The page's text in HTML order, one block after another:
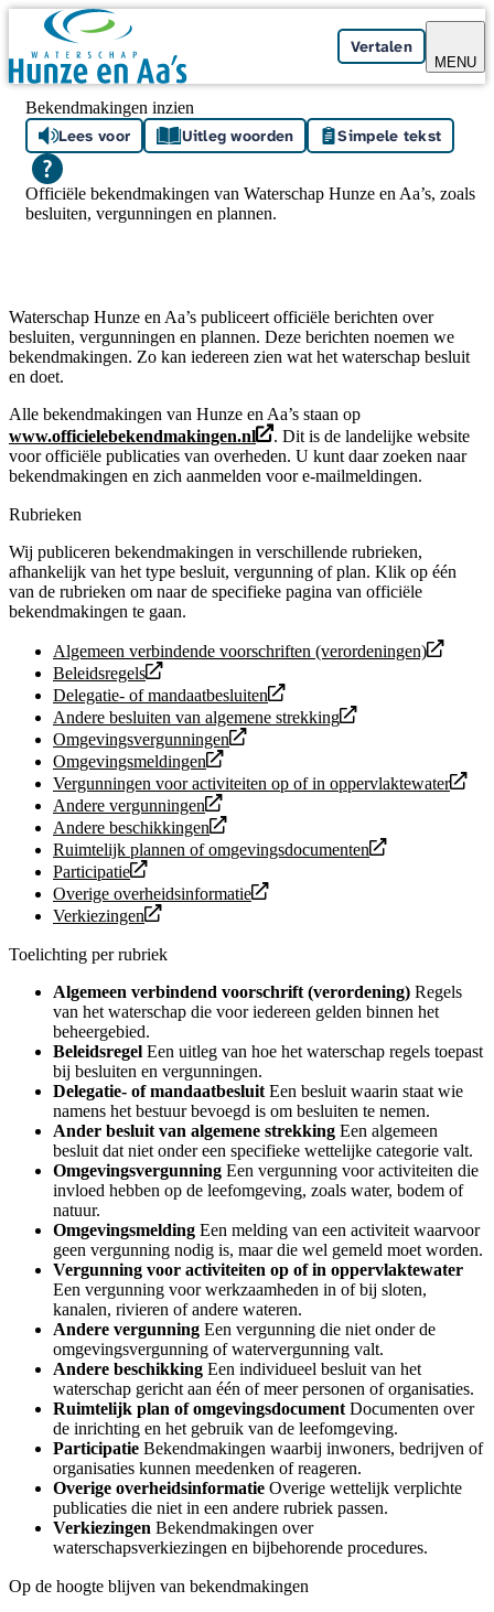
Skip navigation
Vertalen
MENU
Bekendmakingen inzien
Lees voor Uitleg woorden Simpele tekst
Officiële bekendmakingen van Waterschap Hunze en Aa’s, zoals
besluiten, vergunningen en plannen.
Waterschap Hunze en Aa’s publiceert officiële berichten over
besluiten, vergunningen en plannen. Deze berichten noemen we
bekendmakingen. Zo kan iedereen zien wat het waterschap besluit
en doet.
Alle bekendmakingen van Hunze en Aa’s staan op
www.officielebekendmakingen.nl
. Dit is de landelijke website
voor officiële publicaties van overheden. U kunt daar zoeken naar
bekendmakingen en zich aanmelden voor e-mailmeldingen.
Rubrieken
Wij publiceren bekendmakingen in verschillende rubrieken,
afhankelijk van het type besluit, vergunning of plan. Klik op één
van de rubrieken om naar de specifieke pagina van officiële
bekendmakingen te gaan.
Algemeen verbindende voorschriften (verordeningen)
Beleidsregels
Delegatie- of mandaatbesluiten
Andere besluiten van algemene strekking
Omgevingsvergunningen
Omgevingsmeldingen
Vergunningen voor activiteiten op of in oppervlaktewater
Andere vergunningen
Andere beschikkingen
Ruimtelijk plannen of omgevingsdocumenten
Participatie
Overige overheidsinformatie
Verkiezingen
Toelichting per rubriek
Algemeen verbindend voorschrift (verordening) Regels
van het waterschap die voor iedereen gelden binnen het
beheergebied.
Beleidsregel Een uitleg van hoe het waterschap regels toepast
bij besluiten en vergunningen.
Delegatie- of mandaatbesluit Een besluit waarin staat wie
namens het bestuur bevoegd is om besluiten te nemen.
Ander besluit van algemene strekking Een algemeen
besluit dat niet onder een specifieke wettelijke categorie valt.
Omgevingsvergunning Een vergunning voor activiteiten die
invloed hebben op de leefomgeving, zoals water, bodem of
natuur.
Omgevingsmelding Een melding van een activiteit waarvoor
geen vergunning nodig is, maar die wel gemeld moet worden.
Vergunning voor activiteiten op of in oppervlaktewater
Een vergunning voor werkzaamheden in of bij sloten,
kanalen, rivieren of andere wateren.
Andere vergunning Een vergunning die niet onder de
omgevingsvergunning of watervergunning valt.
Andere beschikking Een individueel besluit van het
waterschap gericht aan één of meer personen of organisaties.
Ruimtelijk plan of omgevingsdocument Documenten over
de inrichting en het gebruik van de leefomgeving.
Participatie Bekendmakingen waarbij inwoners, bedrijven of
organisaties kunnen meedenken of reageren.
Overige overheidsinformatie Overige wettelijk verplichte
publicaties die niet in een andere rubriek passen.
Verkiezingen Bekendmakingen over
waterschapsverkiezingen en bijbehorende procedures.
Op de hoogte blijven van bekendmakingen